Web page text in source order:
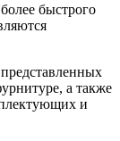
быстрого
а также
и